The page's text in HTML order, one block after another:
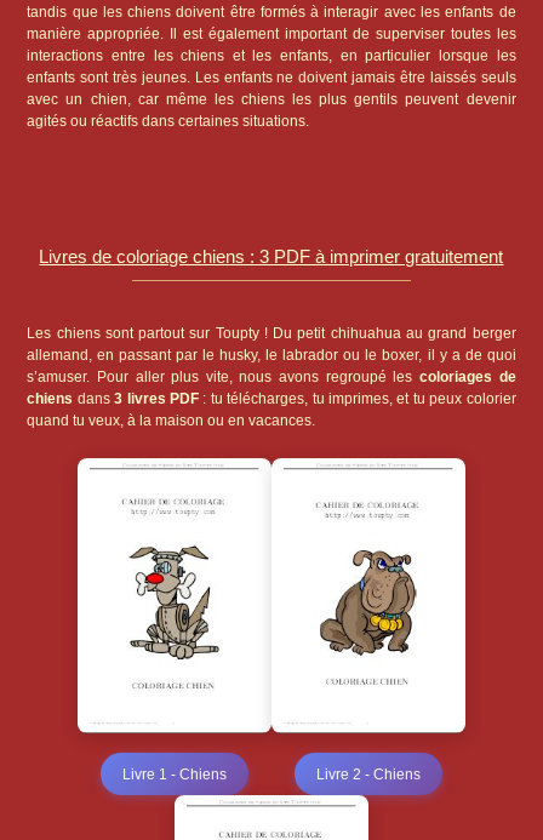
tandis que les chiens doivent être formés à interagir avec les enfants de
manière appropriée. Il est également important de superviser toutes les
interactions entre les chiens et les enfants, en particulier lorsque les
enfants sont très jeunes. Les enfants ne doivent jamais être laissés seuls
avec un chien, car même les chiens les plus gentils peuvent devenir
agités ou réactifs dans certaines situations.
Livres de coloriage chiens : 3 PDF à imprimer gratuitement
Les chiens sont partout sur Toupty ! Du petit chihuahua au grand berger
allemand, en passant par le husky, le labrador ou le boxer, il y a de quoi
s’amuser. Pour aller plus vite, nous avons regroupé les coloriages de
chiens dans3 livres PDF: tu télécharges, tu imprimes, et tu peux colorier
quand tu veux, à la maison ou en vacances.
Livre 1 - Chiens Livre 2 - Chiens